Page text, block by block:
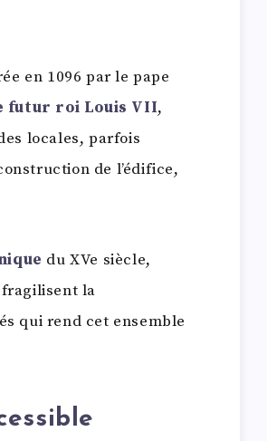
en 1096 par le pape
futur roi Louis VII,
locales, parfois
de l’édifice,
du XVe siècle,
la
qui rend cet ensemble